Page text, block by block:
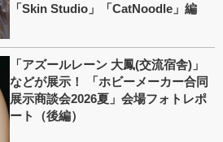
「Skin Studio」「CatNoodle」編
「アズールレーン 大鳳(交流宿舎)」
などが展示！ 「ホビーメーカー合同
展示商談会2026夏」会場フォトレポ
ート（後編）